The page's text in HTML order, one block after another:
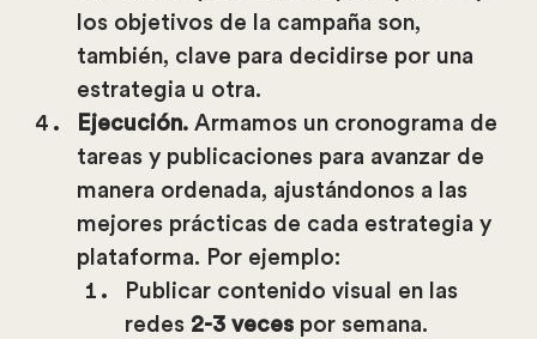
los objetivos de la campaña son,
también, clave para decidirse por una
estrategia u otra.
Ejecución. Armamos un cronograma de
tareas y publicaciones para avanzar de
manera ordenada, ajustándonos a las
mejores prácticas de cada estrategia y
plataforma. Por ejemplo:
Publicar contenido visual en las
redes 2-3 veces por semana.